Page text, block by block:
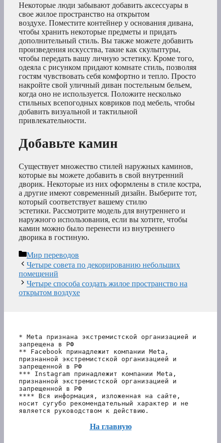
Некоторые люди забывают добавить аксессуары в
свое жилое пространство на открытом
воздухе. Поместите контейнер у основания дивана,
чтобы хранить некоторые предметы и придать
дополнительный стиль. Вы также можете добавить
произведения искусства, такие как скульптуры,
чтобы передать вашу личную эстетику. Кроме того,
одеяла с рисунком придают комнате стиль, позволяя
гостям чувствовать себя комфортно и тепло. Просто
накройте свой уличный диван постельным бельем,
когда оно не используется. Положите несколько
стильных всепогодных ковриков под мебель, чтобы
добавить визуальной и тактильной
привлекательности.
Добавьте камин
Существует множество стилей наружных каминов,
которые вы можете добавить в свой внутренний
дворик. Некоторые из них оформлены в стиле костра,
а другие имеют современный дизайн. Выберите тот,
который соответствует вашему стилю
эстетики. Рассмотрите модель для внутреннего и
наружного использования, если вы хотите, чтобы
камин можно было перенести из внутреннего
дворика в гостиную.
Рубрики
Мир переводов
Четыре совета по декорированию небольших
помещений
Четыре способа создать жилое пространство на
открытом воздухе
* Meta признана экстремистской организацией и
запрещена в РФ
** Facebook принадлежит компании Meta,
признанной экстремистской организацией и
запрещенной в РФ
*** Instagram принадлежит компании Meta,
признанной экстремистской организацией и
запрещенной в РФ
**** Вся информация, изложенная на сайте,
носит сугубо рекомендательный характер и не
является руководством к действию.
На главную